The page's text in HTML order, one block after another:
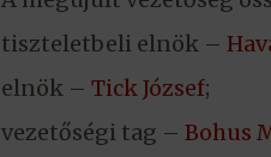
tiszteletbeli elnök –
elnök – Tick József;
vezetőségi tag – Bohus